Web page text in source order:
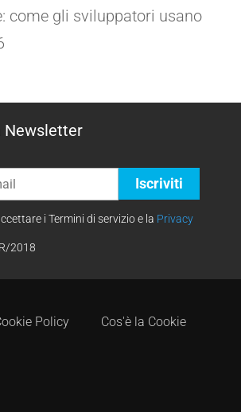
come gli sviluppatori usano
Newsletter
i Termini di servizio e la Privacy
2018
Policy
Cos'è la Cookie